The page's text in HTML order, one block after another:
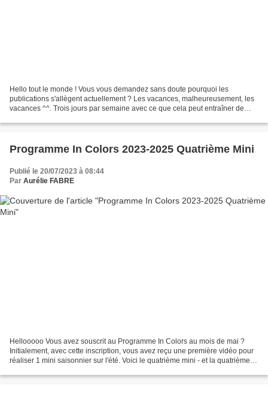
Hello tout le monde ! Vous vous demandez sans doute pourquoi les
publications s'allègent actuellement ? Les vacances, malheureusement, les
vacances ^^. Trois jours par semaine avec ce que cela peut entraîner de
Programme In Colors 2023-2025 Quatrième Mini
Publié le 20/07/2023 à 08:44
Par Aurélie FABRE
Hellooooo Vous avez souscrit au Programme In Colors au mois de mai ?
Initialement, avec cette inscription, vous avez reçu une première vidéo pour
réaliser 1 mini saisonnier sur l'été. Voici le quatrième mini - et la quatrième